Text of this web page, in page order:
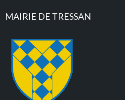
MAIRIE DE TRESSAN